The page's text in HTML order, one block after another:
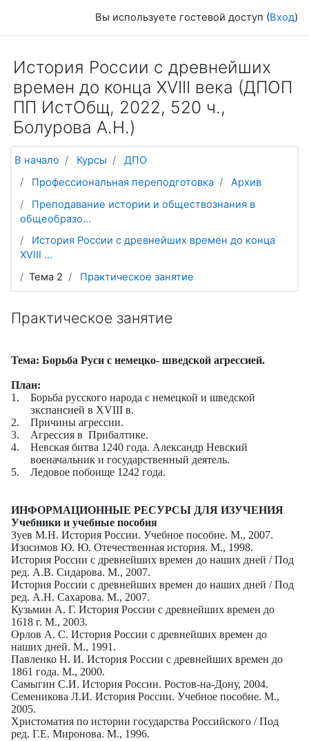
Вы используете гостевой доступ (Вход)
История России с древнейших
времен до конца XVIII века (ДПОП
ПП ИстОбщ, 2022, 520 ч.,
Болурова А.Н.)
В начало Курсы
ДПО
Профессиональная переподготовка
Архив
Преподавание истории и обществознания в
общеобразо...
История России с древнейших времен до конца
XVIII ...
Тема 2
Практическое занятие
Практическое занятие
Тема: Борьба Руси с немецко- шведской агрессией.
План:
1.
Борьба русского народа с немецкой и шведской
экспансией в XVIII в.
2.
Причины агрессии.
3.
Агрессия в Прибалтике.
4.
Невская битва 1240 года. Александр Невский
военачальник и государственный деятель.
5.
Ледовое побоище 1242 года.
ИНФОРМАЦИОННЫЕ РЕСУРСЫ ДЛЯ ИЗУЧЕНИЯ
Учебники и учебные пособия
Зуев М.Н. История России. Учебное пособие. М., 2007.
Изосимов Ю. Ю. Отечественная история. М., 1998.
История России с древнейших времен до наших дней / Под
ред. А.В. Сидарова. М., 2007.
История России с древнейших времен до наших дней / Под
ред. А.Н. Сахарова. М., 2007.
Кузьмин А. Г. История России с древнейших времен до
1618 г. М., 2003.
Орлов А. С. История России с древнейших времен до
наших дней. М., 1991.
Павленко Н. И. История России с древнейших времен до
1861 года. М., 2000.
Самыгин С.И. История России. Ростов-на-Дону, 2004.
Семеникова Л.И. История России. Учебное пособие. М.,
2005.
Христоматия по истории государства Российского / Под
ред. Г.Е. Миронова. М., 1996.